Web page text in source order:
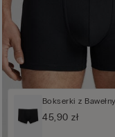
Bokserki z
45,90 zł